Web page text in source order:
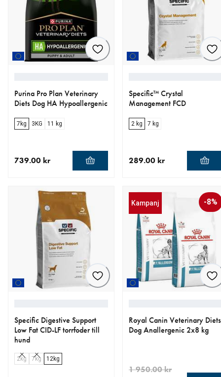
Purina Pro Plan Veterinary
Diets Dog HA Hypoallergenic
7kg 3KG 11 kg
739.00 kr
Specific™ Crystal
Management FCD
2 kg 7 kg
289.00 kr
Specific Digestive Support
Low Fat CID-LF torrfoder till
hund
2kg 7kg 12kg
Kampanj -8%
Royal Canin Veterinary Diets
Dog Anallergenic 2x8 kg
1 950.00 kr